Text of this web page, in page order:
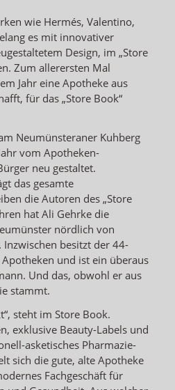
wie Hermés, Valentino,
es mit innovativer
Design, im „Store
Zum allerersten Mal
Jahr eine Apotheke aus
für das „Store Book“
Neumünsteraner Kuhberg
vom Apotheken-
neu gestaltet.
das gesamte
die Autoren des „Store
hat Ali Gehrke die
nördlich von
besitzt der 44-
und ist ein überaus
Und das, obwohl er aus
stammt.
steht im Store Book.
exklusive Beauty-Labels und
asketisches Pharmazie-
sich die gute, alte Apotheke
Fachgeschäft für